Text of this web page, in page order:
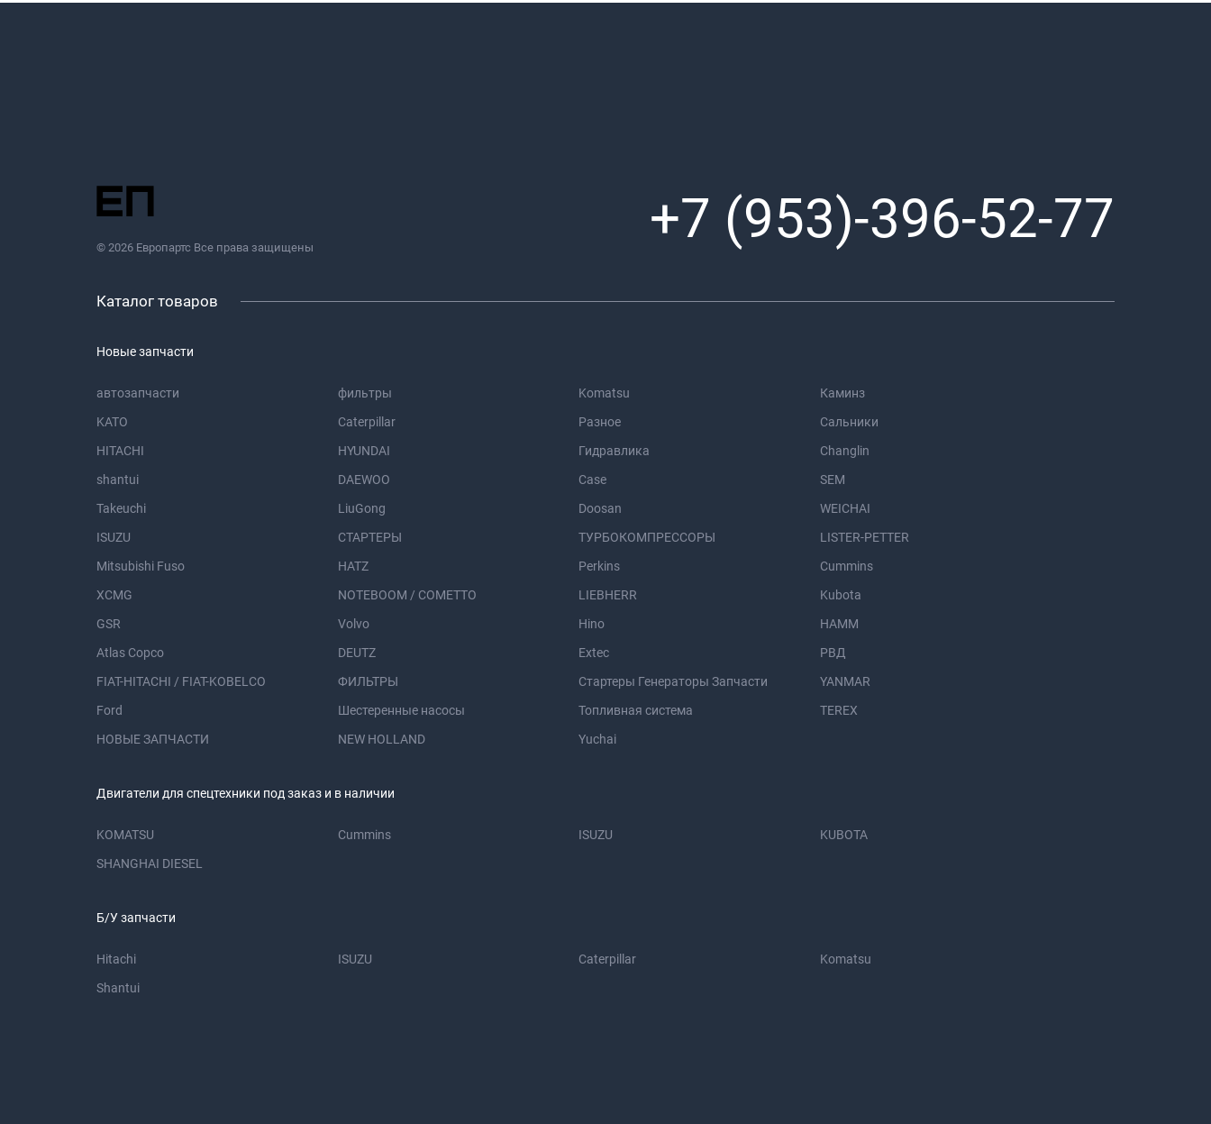
© 2026 Европартс Все права защищены +7 (953)-396-52-77
Каталог товаров
Новые запчасти
автозапчасти фильтры Komatsu
Каминз
KATO
Caterpillar Разное
Сальники
HITACHI
HYUNDAI Гидравлика
Changlin
shantui
DAEWOO Case
SEM
Takeuchi
LiuGong Doosan
WEICHAI
ISUZU
СТАРТЕРЫ ТУРБОКОМПРЕССОРЫ
LISTER-PETTER
Mitsubishi Fuso
HATZ Perkins
Cummins
XCMG
NOTEBOOM / COMETTO LIEBHERR
Kubota
GSR
Volvo Hino
HAMM
Atlas Copco
DEUTZ Extec
РВД
FIAT-HITACHI / FIAT-KOBELCO
ФИЛЬТРЫ Стартеры Генераторы Запчасти
YANMAR
Ford
Шестеренные насосы Топливная система
TEREX
НОВЫЕ ЗАПЧАСТИ
NEW HOLLAND Yuchai
Двигатели для спецтехники под заказ и в наличии
KOMATSU Cummins ISUZU
KUBOTA
SHANGHAI DIESEL
Б/У запчасти
Hitachi ISUZU Caterpillar
Komatsu
Shantui